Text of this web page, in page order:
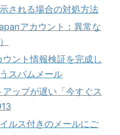
される場合の対処方法
アカウント：異常な
ント情報検証を完成し
スパムメール
ップが遅い「今すぐス
ルス付きのメールにご